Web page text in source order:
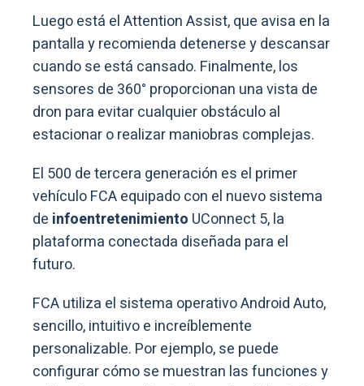
Luego está el Attention Assist, que avisa en la
pantalla y recomienda detenerse y descansar
cuando se está cansado. Finalmente, los
sensores de 360° proporcionan una vista de
dron para evitar cualquier obstáculo al
estacionar o realizar maniobras complejas.
El 500 de tercera generación es el primer
vehículo FCA equipado con el nuevo sistema
de infoentretenimiento UConnect 5, la
plataforma conectada diseñada para el
futuro.
FCA utiliza el sistema operativo Android Auto,
sencillo, intuitivo e increíblemente
personalizable. Por ejemplo, se puede
configurar cómo se muestran las funciones y